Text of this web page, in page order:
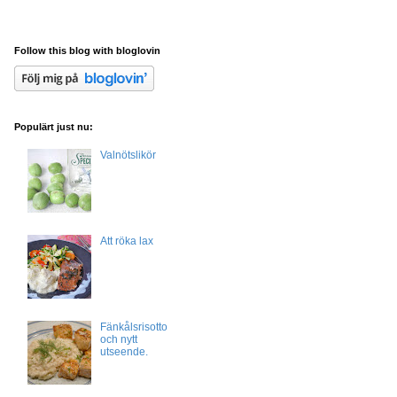
Follow this blog with bloglovin
Populärt just nu:
Valnötslikör
Att röka lax
Fänkålsrisotto
och nytt
utseende.